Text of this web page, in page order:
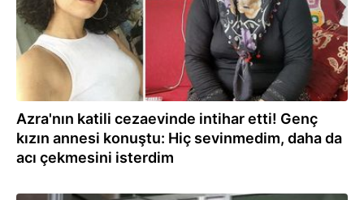
Azra'nın katili cezaevinde intihar etti! Genç
kızın annesi konuştu: Hiç sevinmedim, daha da
acı çekmesini isterdim